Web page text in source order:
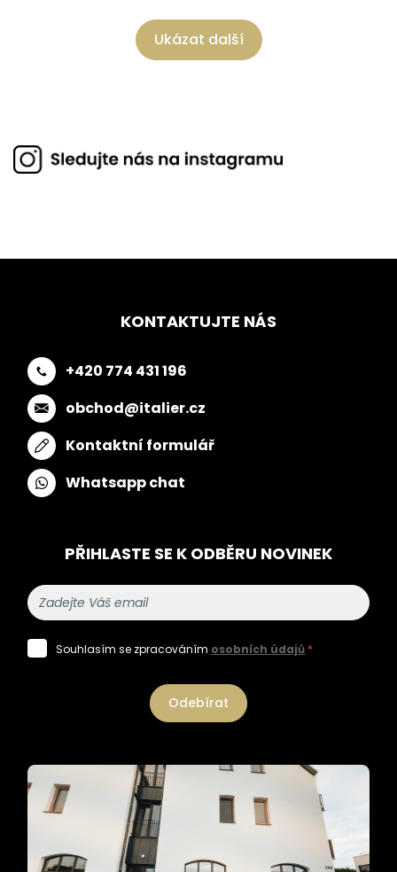
Ukázat další
KONTAKTUJTE NÁS
+420 774 431 196
obchod@italier.cz
Kontaktní formulář
Whatsapp chat
PŘIHLASTE SE K ODBĚRU NOVINEK
Souhlasím se zpracováním osobních údajů *
Odebírat